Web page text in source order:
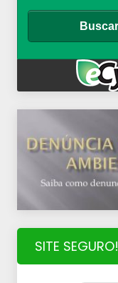
SITE SEGURO!